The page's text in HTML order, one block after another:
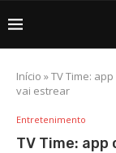
Início »TV Time:
vai estrear
Entretenimento
TV Time: